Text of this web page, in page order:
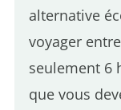
alternative
voyager
seulement 6
que vous